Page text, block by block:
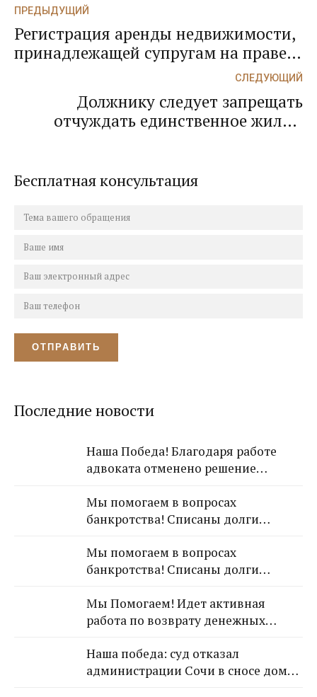
ПРЕДЫДУЩИЙ
Регистрация аренды недвижимости,
принадлежащей супругам на праве
(Определение Верховного Суда от
31.10.2017 г.по делу № А55-14320 /
СЛЕДУЮЩИЙ
Должнику следует запрещать
отчуждать единственное жилье,
Верховного Суда от 24.10.2017 №
Бесплатная консультация
Последние новости
Наша Победа! Благодаря работе
адвоката отменено решение
взыскании с арендодателя 650 000
рублей!
Мы помогаем в вопросах
банкротства! Списаны долги
Мы помогаем в вопросах
банкротства! Списаны долги
Мы Помогаем! Идет активная
работа по возврату денежных
Самвела Смпатовича 17.07.1983 г.р.
Наша победа: суд отказал
администрации Сочи в сносе дома,